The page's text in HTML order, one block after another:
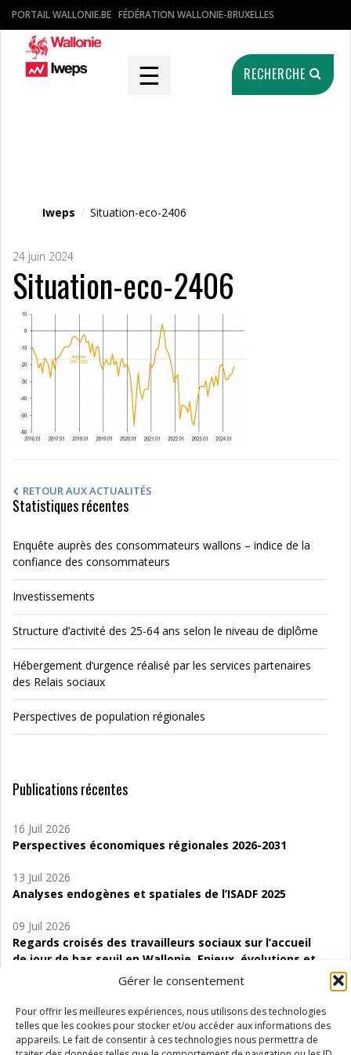
Gérer le consentement
Pour offrir les meilleures expériences, nous utilisons des technologies
telles que les cookies pour stocker et/ou accéder aux informations des
appareils. Le fait de consentir à ces technologies nous permettra de
PORTAIL WALLONIE.BE FÉDÉRATION WALLONIE-BRUXELLES
☰ RECHERCHE
Iweps / Situation-eco-2406
24 juin 2024
Situation-eco-2406
RETOUR AUX ACTUALITÉS
Statistiques récentes
Enquête auprès des consommateurs wallons – indice de la
confiance des consommateurs
Investissements
Structure d’activité des 25-64 ans selon le niveau de diplôme
Hébergement d’urgence réalisé par les services partenaires
des Relais sociaux
Perspectives de population régionales
Publications récentes
16 Juil 2026
Perspectives économiques régionales 2026-2031
13 Juil 2026
Analyses endogènes et spatiales de l’ISADF 2025
09 Juil 2026
Regards croisés des travailleurs sociaux sur l’accueil
de jour de bas seuil en Wallonie. Enjeux, évolutions et
06 Juil 2026
Étude d’évaluabilité des Structures
d’accompagnement à l’autocréation d’emploi (SAACE)